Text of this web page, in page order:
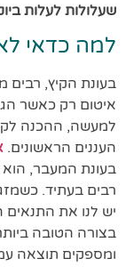
שעלולות לעלות
למה כדאי
בעונת הקיץ, רבים
איטום רק כאשר
למעשה, ההכנה
העננים הראשונים.
בעונת המעבר,
רבים בעתיד.
יש לנו את התנאים
בצורה הטובה
ומספקים תוצאה